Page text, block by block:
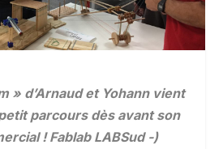
» d’Arnaud et Yohann vient
parcours dès avant son
! Fablab LABSud -)